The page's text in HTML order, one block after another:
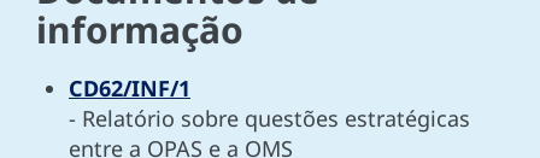
informação
CD62/INF/1
- Relatório sobre questões estratégicas
entre a OPAS e a OMS